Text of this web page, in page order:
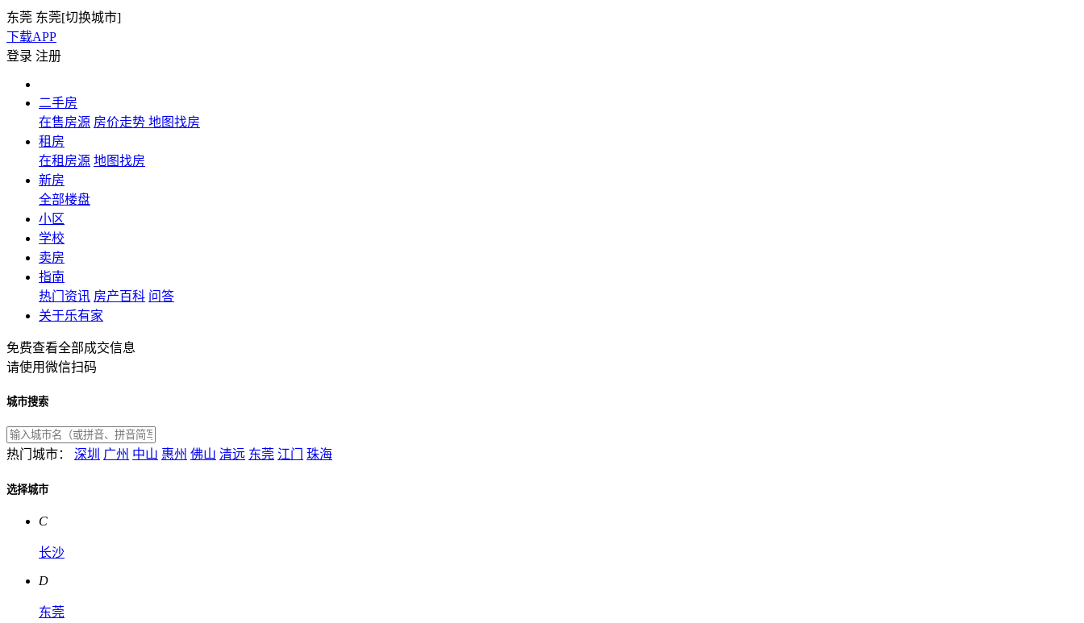
东莞 东莞[切换城市]
下载APP
登录 注册
二手房
在售房源 房价走势 地图找房
租房
在租房源 地图找房
新房
全部楼盘
小区
学校
卖房
指南
热门资讯 房产百科 问答
关于乐有家
免费查看全部成交信息
请使用微信扫码
城市搜索
热门城市： 深圳 广州 中山 惠州 佛山 清远 东莞 江门 珠海
选择城市
C
长沙
D
东莞